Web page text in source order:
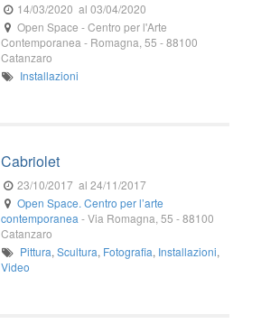
14/03/2020 al 03/04/2020
Open Space - Centro per l'Arte
Contemporanea - Romagna, 55 -88100
Catanzaro
Installazioni
Cabriolet
23/10/2017 al 24/11/2017
Open Space. Centro per l’arte
contemporanea -Via Romagna, 55 -88100
Catanzaro
Pittura,Scultura, Fotografia, Installazioni,
Video